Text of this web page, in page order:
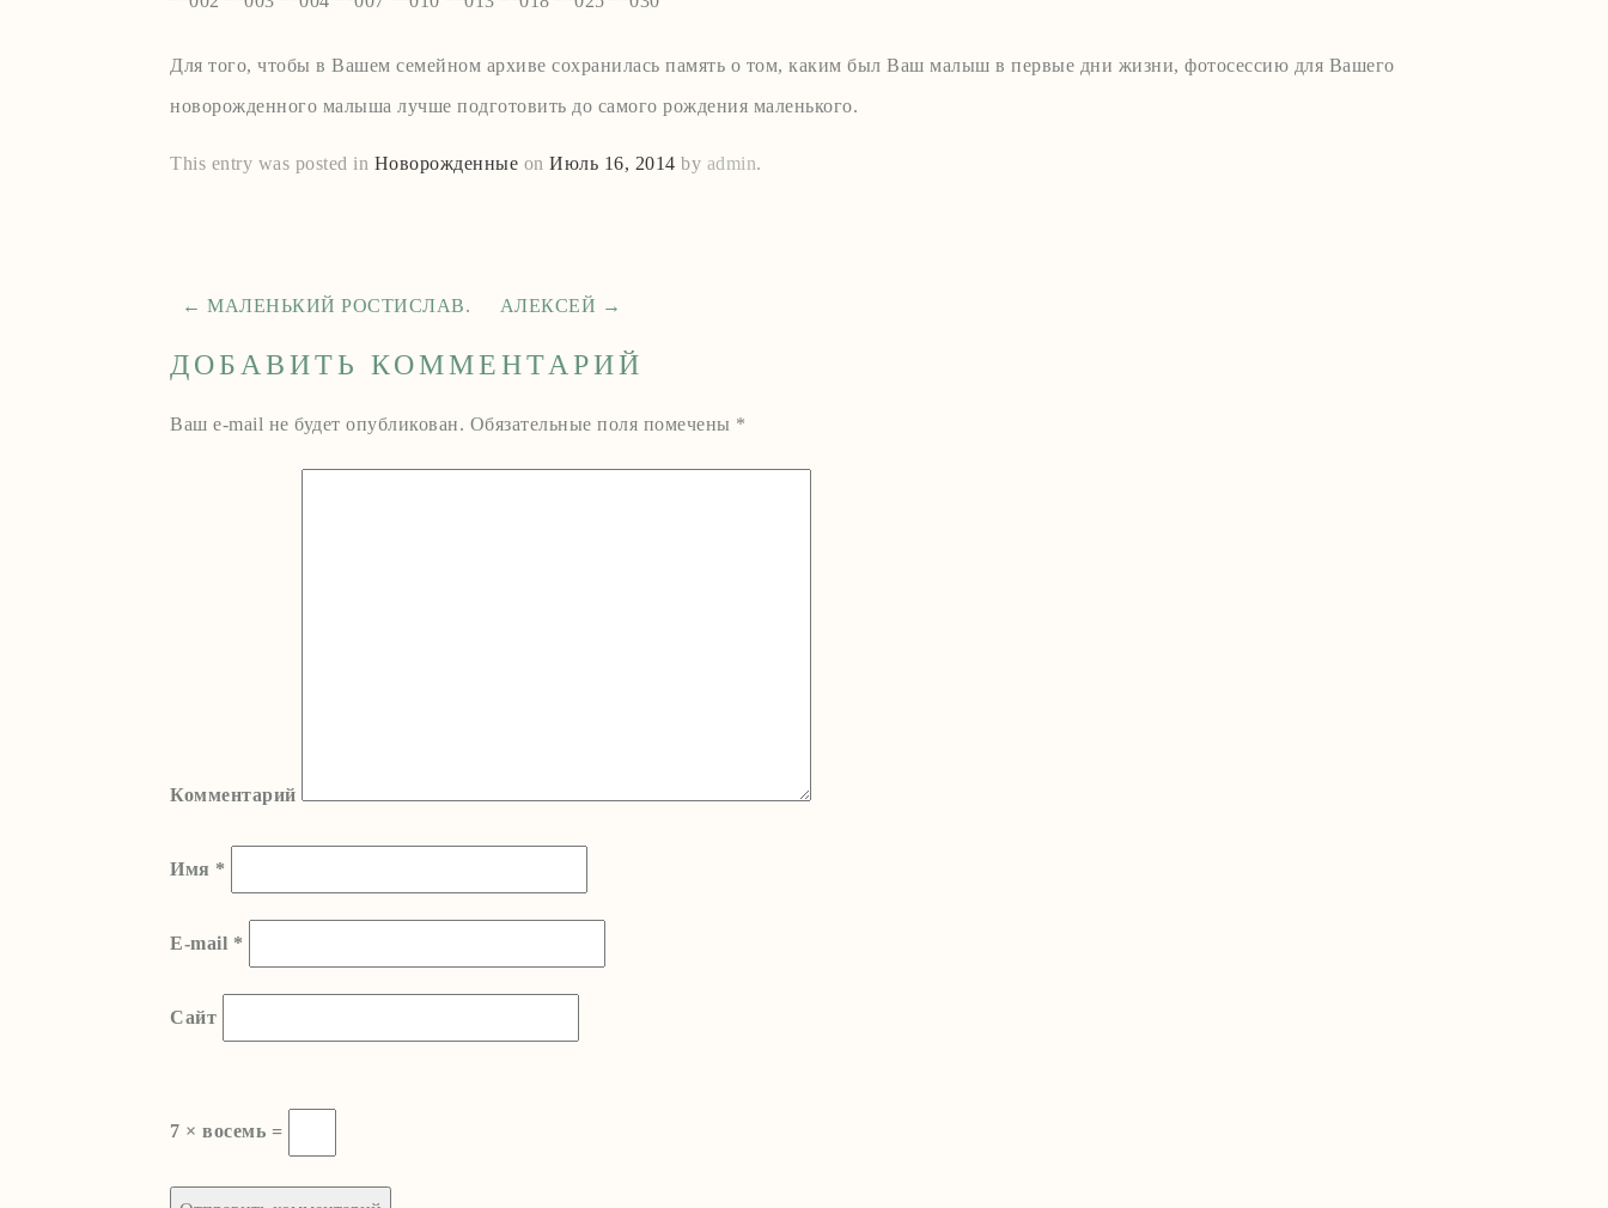
Для того, чтобы в Вашем семейном архиве сохранилась память о том, каким был Ваш малыш в первые дни жизни, фотосессию для Вашего
новорожденного малыша лучше подготовить до самого рождения маленького.
This entry was posted in Новорожденные on Июль 16, 2014 by admin.
← МАЛЕНЬКИЙ РОСТИСЛАВ. АЛЕКСЕЙ →
ДОБАВИТЬ КОММЕНТАРИЙ
Ваш e-mail не будет опубликован. Обязательные поля помечены *
Комментарий
Имя *
E-mail *
Сайт
7 × восемь =